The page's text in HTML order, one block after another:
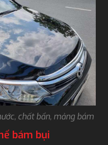
chất bẩn, mảng bám
bám bụi